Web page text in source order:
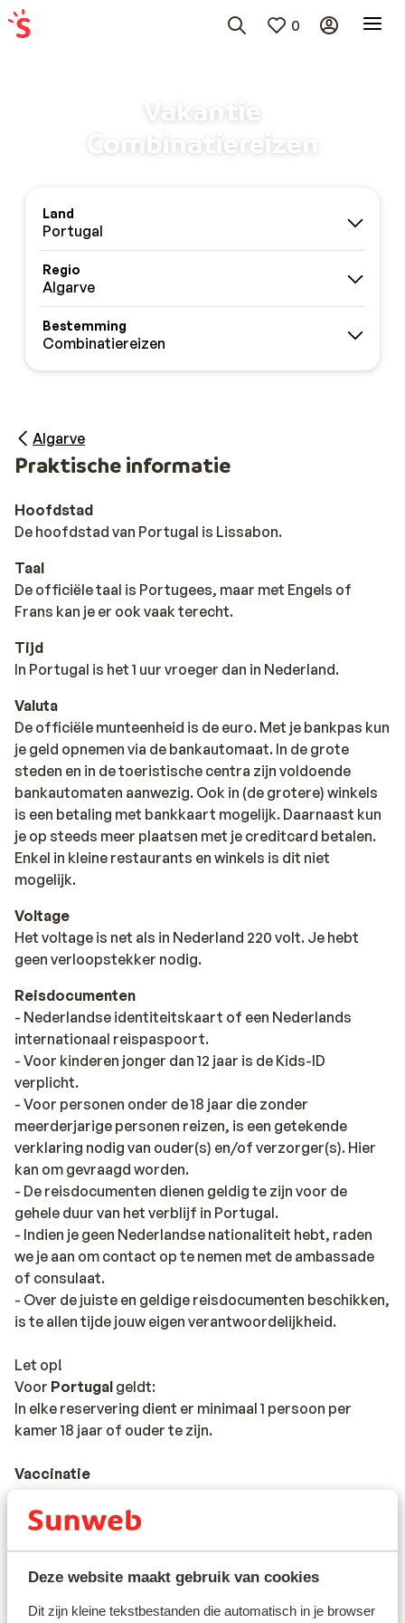
Deze website maakt gebruik van cookies
Dit zijn kleine tekstbestanden die automatisch in je browser
0
Vakantie
Combinatiereizen
Land
Portugal
Regio
Algarve
Bestemming
Combinatiereizen
Algarve
Praktische informatie
Hoofdstad
De hoofdstad van Portugal is Lissabon.
Taal
De officiële taal is Portugees, maar met Engels of
Frans kan je er ook vaak terecht.
Tijd
In Portugal is het 1 uur vroeger dan in Nederland.
Valuta
De officiële munteenheid is de euro. Met je bankpas kun
je geld opnemen via de bankautomaat. In de grote
steden en in de toeristische centra zijn voldoende
bankautomaten aanwezig. Ook in (de grotere) winkels
is een betaling met bankkaart mogelijk. Daarnaast kun
je op steeds meer plaatsen met je creditcard betalen.
Enkel in kleine restaurants en winkels is dit niet
mogelijk.
Voltage
Het voltage is net als in Nederland 220 volt. Je hebt
geen verloopstekker nodig.
Reisdocumenten
- Nederlandse identiteitskaart of een Nederlands
internationaal reispaspoort.
- Voor kinderen jonger dan 12 jaar is de Kids-ID
verplicht.
- Voor personen onder de 18 jaar die zonder
meerderjarige personen reizen, is een getekende
verklaring nodig van ouder(s) en/of verzorger(s). Hier
kan om gevraagd worden.
- De reisdocumenten dienen geldig te zijn voor de
gehele duur van het verblijf in Portugal.
- Indien je geen Nederlandse nationaliteit hebt, raden
we je aan om contact op te nemen met de ambassade
of consulaat.
- Over de juiste en geldige reisdocumenten beschikken,
is te allen tijde jouw eigen verantwoordelijkheid.
Let op!
Voor Portugal geldt:
In elke reservering dient er minimaal 1 persoon per
kamer 18 jaar of ouder te zijn.
Vaccinatie
andere gegevens over gezondheid en reizen, kun je het
https://www.lcr.nl/
Telefoneren